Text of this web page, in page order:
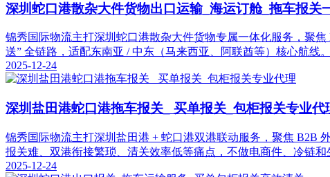
深圳蛇口港散杂大件货物出口运输_海运订舱_拖车报关
锦秀国际物流主打深圳蛇口港散杂大件货物专属一体化服务，聚
送” 全链路，适配东南亚 / 中东（马来西亚、阿联酋等）核心航线
2025-12-24
深圳盐田港蛇口港拖车报关_ 买单报关_包柜报关专业代
锦秀国际物流主打深圳盐田港 + 蛇口港双港联动服务，聚焦 B2B
报关难、双港衔接繁琐、清关效率低等痛点，不做电商件、冷链
2025-12-24